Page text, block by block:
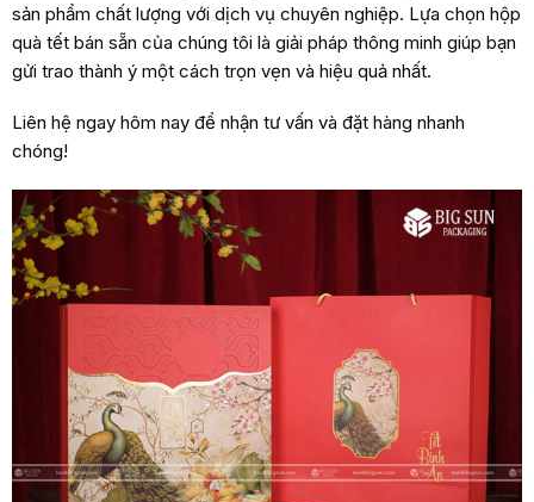
sản phẩm chất lượng với dịch vụ chuyên nghiệp. Lựa chọn hộp
quà tết bán sẵn của chúng tôi là giải pháp thông minh giúp bạn
gửi trao thành ý một cách trọn vẹn và hiệu quả nhất.
Liên hệ ngay hôm nay để nhận tư vấn và đặt hàng nhanh
chóng!